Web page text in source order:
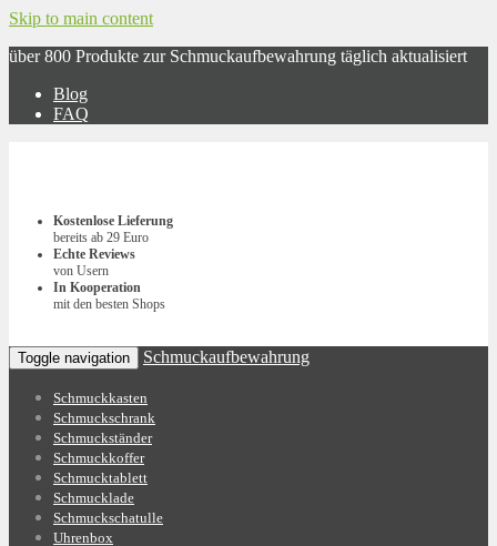
Skip to main content
über 800 Produkte zur Schmuckaufbewahrung täglich aktualisiert
Blog
FAQ
Kostenlose Lieferung
bereits ab 29 Euro
Echte Reviews
von Usern
In Kooperation
mit den besten Shops
Toggle navigation Schmuckaufbewahrung
Schmuckkasten
Schmuckschrank
Schmuckständer
Schmuckkoffer
Schmucktablett
Schmucklade
Schmuckschatulle
Uhrenbox